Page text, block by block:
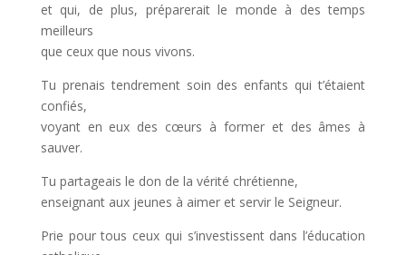
et qui, de plus, préparerait le monde à des temps
meilleurs
que ceux que nous vivons.
Tu prenais tendrement soin des enfants qui t’étaient
confiés,
voyant en eux des cœurs à former et des âmes à
sauver.
Tu partageais le don de la vérité chrétienne,
enseignant aux jeunes à aimer et servir le Seigneur.
Prie pour tous ceux qui s’investissent dans l’éducation